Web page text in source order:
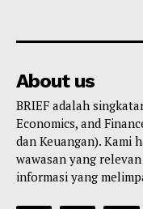
About us
BRIEF adalah
Economics, and
dan Keuangan). Kami
wawasan yang
informasi yang